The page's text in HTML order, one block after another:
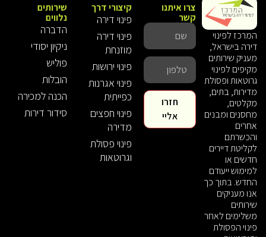
המרכז לפינוי
דירה בישראל,
מעניק שירותים
מקיפים לפינוי
גרוטאות ופסולת
מדירות, בתים,
מקלטים,
מחסנים ומבנים
אחרים
והכשרתם
לקליטת דיירים
חדשים או
למימוש ייעודם
החדש. בתוך כך
אנו מעניקים
שירותים
משלימים לאחר
פינוי הפסולת
קיצורי דרך
פינוי דירה
פינוי דירה
מוזנחת
פינוי ירושות
פינוי אגרנות
כפייתית
פינוי חפצים
מדירה
פינוי פסולת
וגרוטאות
שירותים
נלווים
הדברה
ניקיון יסודי
פוליש
הובלות
הכנה למכירה
סידור דירות
צרו איתנו
קשר
חזרו
אליי